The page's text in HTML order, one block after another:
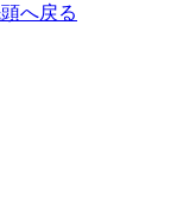
へ戻る